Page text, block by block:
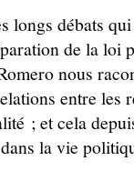
longs débats
de la loi
nous
entre les
; et cela
la vie